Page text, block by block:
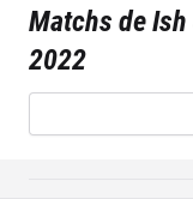
Matchs de
2022